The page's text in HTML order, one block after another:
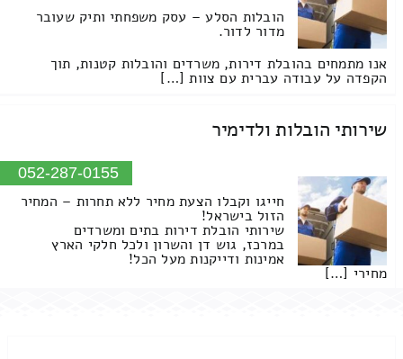
הובלות הסלע – עסק משפחתי ותיק שעובר
מדור לדור.
אנו מתמחים בהובלת דירות, משרדים והובלות קטנות, תוך
הקפדה על עבודה עברית עם צוות […]
שירותי הובלות ולדימיר
052-287-0155
חייגו וקבלו הצעת מחיר ללא תחרות – המחיר
הזול בישראל!
שירותי הובלת דירות בתים ומשרדים
במרכז, גוש דן והשרון ולכל חלקי הארץ
אמינות ודייקנות מעל הכל!
מחירי […]